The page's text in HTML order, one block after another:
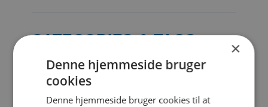
CATEGORIES & TAGS
PDF
×
Denne hjemmeside bruger
cookies
Denne hjemmeside bruger cookies til at